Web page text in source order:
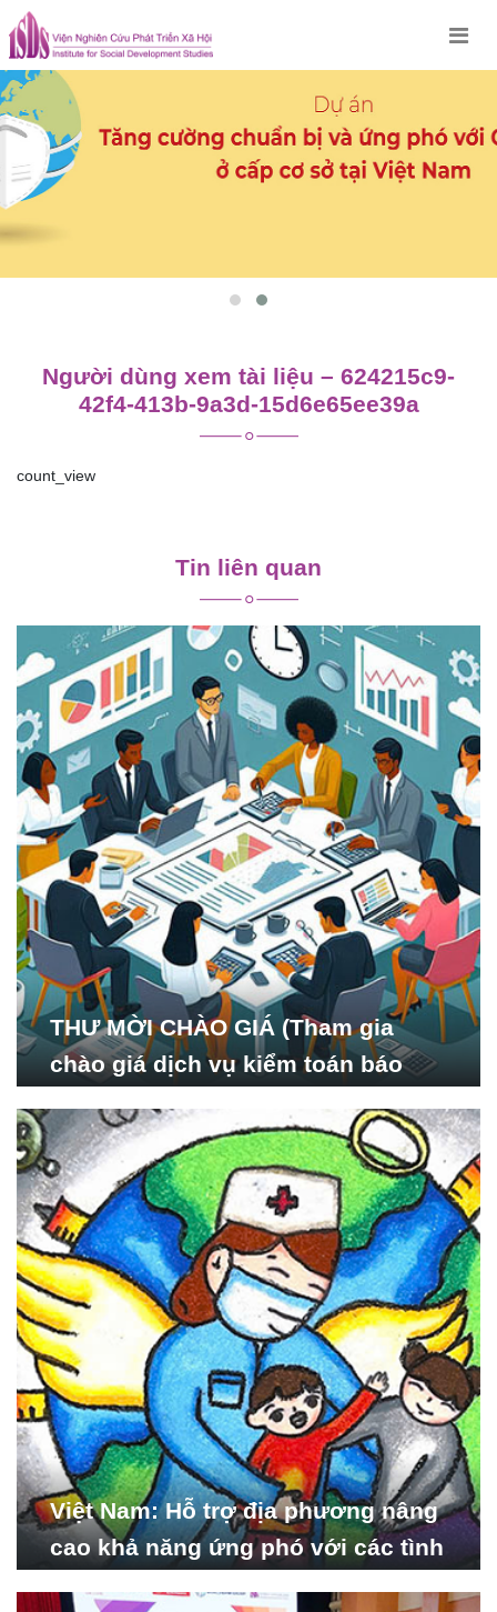
Skip
to
content
Người dùng xem tài liệu – 624215c9-
42f4-413b-9a3d-15d6e65ee39a
count_view
viết
Tin liên quan
THƯ MỜI CHÀO GIÁ (Tham gia
chào giá dịch vụ kiểm toán báo
Nghiên cứu Phát triển Xã
hội_ISDS)
Việt Nam: Hỗ trợ địa phương nâng
cao khả năng ứng phó với các tình